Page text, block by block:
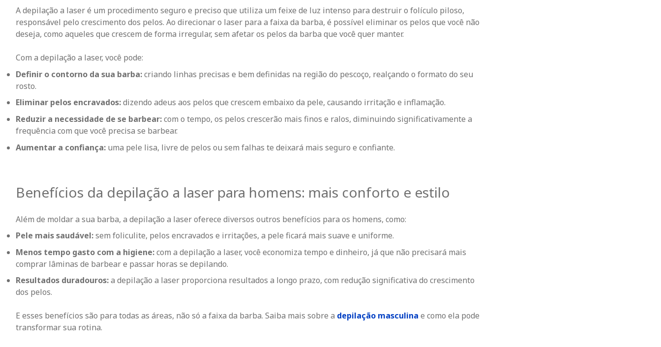
A depilação a laser é um procedimento seguro e preciso que utiliza um feixe de luz intenso para destruir o folículo piloso,
responsável pelo crescimento dos pelos. Ao direcionar o laser para a faixa da barba, é possível eliminar os pelos que você não
deseja, como aqueles que crescem de forma irregular, sem afetar os pelos da barba que você quer manter.
Com a depilação a laser, você pode:
Definir o contorno da sua barba:criando linhas precisas e bem definidas na região do pescoço, realçando o formato do seu
rosto.
Eliminar pelos encravados:dizendo adeus aos pelos que crescem embaixo da pele, causando irritação e inflamação.
Reduzir a necessidade de se barbear:com o tempo, os pelos crescerão mais finos e ralos, diminuindo significativamente a
frequência com que você precisa se barbear.
Aumentar a confiança: uma pele lisa, livre de pelos ou sem falhas te deixará mais seguro e confiante.
Benefícios da depilação a laser para homens: mais conforto e estilo
Além de moldar a sua barba, a depilação a laser oferece diversos outros benefícios para os homens, como:
Pele mais saudável:sem foliculite, pelos encravados e irritações, a pele ficará mais suave e uniforme.
Menos tempo gasto com a higiene:com a depilação a laser, você economiza tempo e dinheiro, já que não precisará mais
comprar lâminas de barbear e passar horas se depilando.
Resultados duradouros:a depilação a laser proporciona resultados a longo prazo, com redução significativa do crescimento
dos pelos.
E esses benefícios são para todas as áreas, não só a faixa da barba. Saiba mais sobre a depilação masculina e como ela pode
transformar sua rotina.